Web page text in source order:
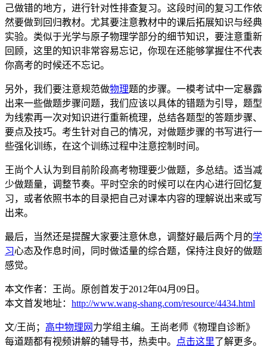
己做错的地方，进行针对性排查复习。这段时间的复习工作依
然要做到回归教材。尤其要注意教材中的课后拓展知识与经典
实验。类似于光学与原子物理学部分的细节知识，要注意重新
回顾，这里的知识非常容易忘记，你现在还能够掌握住不代表
你高考的时候还不忘记。
另外，我们要注意规范做物理题的步骤。一模考试中一定暴露
出来一些做题步骤问题，我们应该以具体的错题为引导，题型
为线索再一次对知识进行重新梳理，总结各题型的答题步骤、
要点及技巧。考生针对自己的情况，对做题步骤的书写进行一
些强化训练，在这个训练过程中注意控制时间。
王尚个人认为到目前阶段高考物理要少做题，多总结。适当减
少做题量，调整节奏。平时空余的时候可以在内心进行回忆复
习，或者依照书本的目录把自己对课本内容的理解说出来或写
出来。
最后，当然还是提醒大家要注意休息，调整好最后两个月的学
习心态及作息时间，同时做适量的综合题，保持注良好的做题
感觉。
本文作者：王尚。原创首发于2012年04月09日。
本文首发地址： http://www.wang-shang.com/resource/4434.html
文/王尚； 高中物理网 力学组主编。王尚老师《物理自诊断》
每道题都有视频讲解的辅导书，热卖中。
点击这里了解更多。